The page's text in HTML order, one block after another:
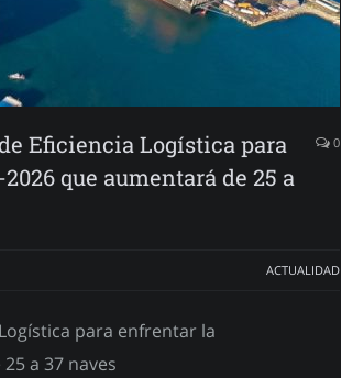
Eficiencia Logística para
que aumentará de 25 a
0
ACTUALIDAD
para enfrentar la
a 37 naves